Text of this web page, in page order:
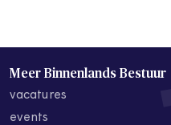
Meer Binnenlands Bestuur
vacatures
events